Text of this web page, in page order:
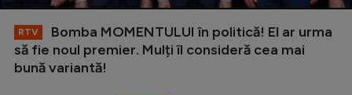
RTV
Bomba MOMENTULUI în politică! El ar urma
să fie noul premier. Mulți îl consideră cea mai
bună variantă!